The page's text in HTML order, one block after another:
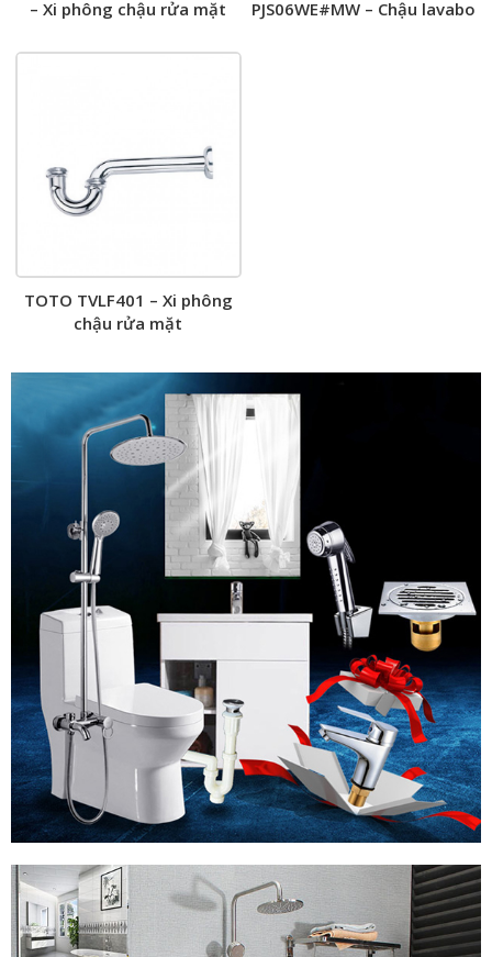
– Xi phông chậu rửa mặt
PJS06WE#MW – Chậu lavabo
TOTO TVLF401 – Xi phông
chậu rửa mặt